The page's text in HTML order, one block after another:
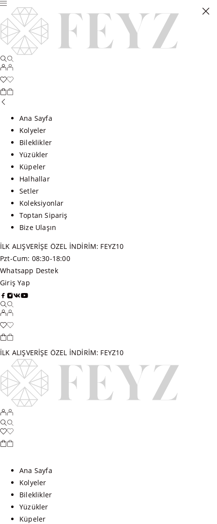
Ana Sayfa
Kolyeler
Bileklikler
Yüzükler
Küpeler
Halhallar
Setler
Koleksiyonlar
Toptan Sipariş
Bize Ulaşın
İLK ALIŞVERİŞE ÖZEL İNDİRİM: FEYZ10
Pzt-Cum: 08:30-18:00
Whatsapp Destek
Giriş Yap
İLK ALIŞVERİŞE ÖZEL İNDİRİM: FEYZ10
Ana Sayfa
Kolyeler
Bileklikler
Yüzükler
Küpeler